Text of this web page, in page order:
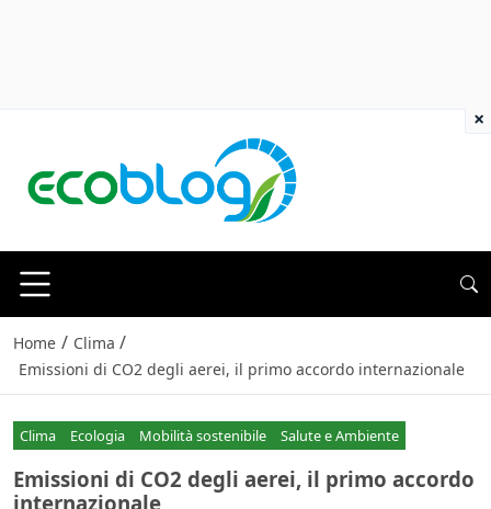
Home / Clima /
Emissioni di CO2 degli aerei, il primo accordo internazionale
Clima Ecologia Mobilità sostenibile Salute e Ambiente
Emissioni di CO2 degli aerei, il primo accordo
internazionale
×